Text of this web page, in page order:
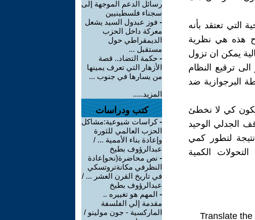
التي تعتقد بأنه
هذه هي نظرية
يمكن ان تزول
ترقيع النظام
البرجوازية ضد
نكون كي لا نخطئ
الجدلي الوحيد
لتطور كمي
الكمية
Translate
رسائل الدعم الموجهة إلى
سجناء فلسطينيين
- فوز عبدول السيد يشعل
معركة داخل الحزب
الديمقراطي حول
مستقبل ...
- حكمة التضاد.. قصة
الأزهار التي تعرف يمينها
من يسارها في جنوب ...
المزيد.....
كتب ودراسات
-كراسات شيوعية:مشاكل
الحزب العالمي للثورة
وإعادة بناء الأممية ... /
عبدالرؤوف بطيخ
- نص محاضرة(نحوإعادة
النظرفي مكانةتروتسكي
في تاريخ القرن العشر ... /
عبدالرؤوف بطيخ
- المهم هو تغييره ..
مقدمة إلي الفلسفة
الماركسية - جون مولينو /